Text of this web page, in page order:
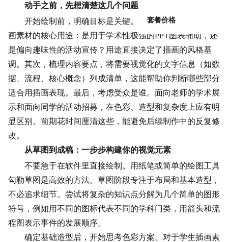
套餐价格
动手之前，先想清楚这几个问题
开始绘制前，明确目标是关键。首先，确定这份学生插
画素材的核心用途：是用于学术性极强的PPT图表辅助，还
是偏向趣味性的活动宣传？用途直接决定了插画的风格基
调。其次，梳理内容要点，将需要视觉化的文字信息（如数
据、流程、核心概念）列成清单，这能帮助你判断哪些部分
适合用插画表现。最后，考虑受众是谁。面向老师的学术展
示和面向同学的活动招募，在色彩、造型和复杂度上应有明
显区别。前期花时间厘清这些，能避免后续制作中的反复修
改。
从草图到成稿：一步步构建你的视觉元素
不要急于在软件里直接绘制。用纸笔或简单的绘图工具
勾勒草图是高效的方法。草图阶段专注于布局和基本造型，
不必追求细节。尝试将复杂的知识点分解为几个简单的图形
符号，例如用不同的图标代表不同的学科门类，用箭头和流
程图表示事件的发展顺序。
确定基础造型后，开始思考色彩方案。对于学生插画素